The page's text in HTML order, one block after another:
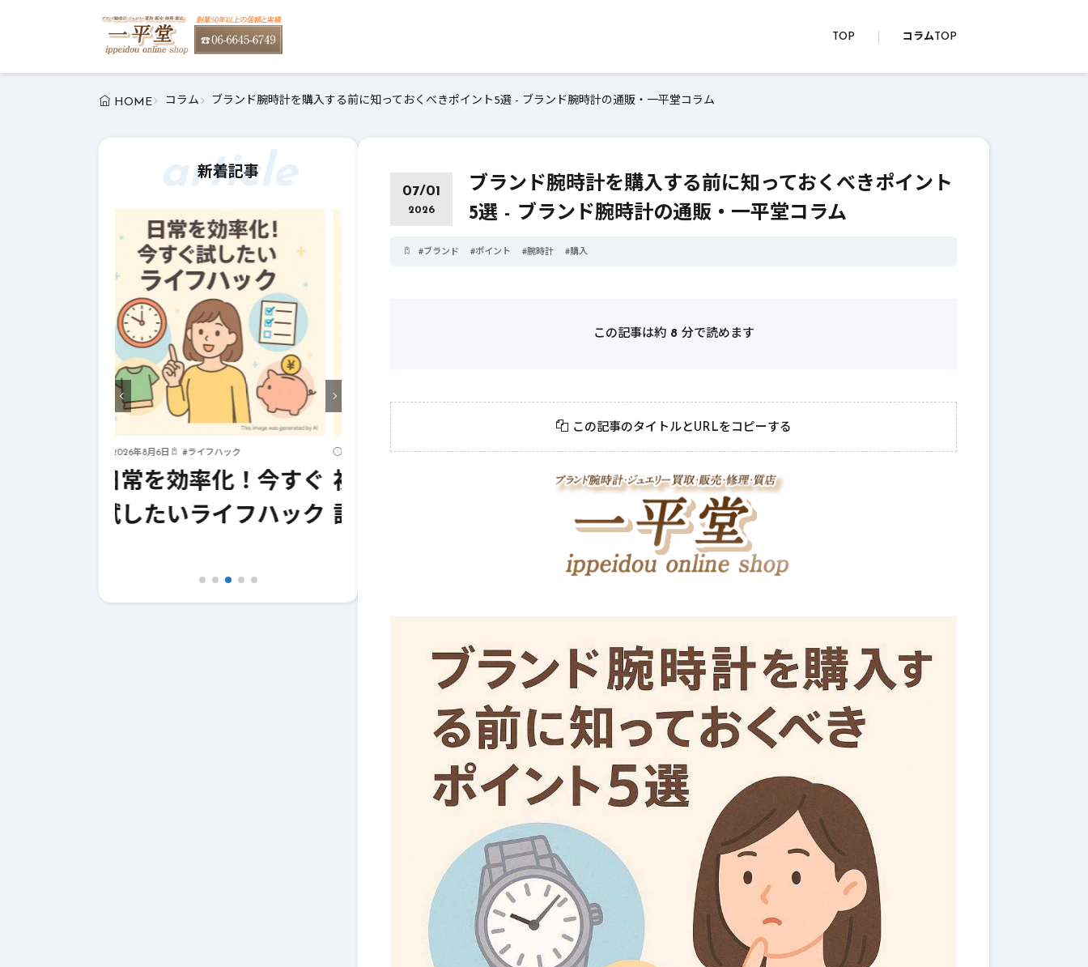
TOP コラムTOP
HOME コラム ブランド腕時計を購入する前に知っておくべきポイント5選 - ブランド腕時計の通販・一平堂コラム
新着記事
article
2026年8月5日 # 初心者
初心者でもわかる腕時
計の基本知識
2026年8月4日 #ジュエリー
一生の宝物にしたいダ
2026年8月3日 #ポイント
初めての純金購入！初
心者が押さえておくべ
きポイント
2026年8月7日 #トレンド
07/01
2026
ブランド腕時計を購入する前に知っておくべきポイント
5選 - ブランド腕時計の通販・一平堂コラム
#ブランド #ポイント #腕時計 #購入
この記事は約 8 分で読めます
この記事のタイトルとURLをコピーする